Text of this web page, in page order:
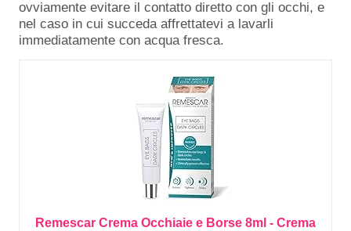
ovviamente evitare il contatto diretto con gli occhi, e
nel caso in cui succeda affrettatevi a lavarli
immediatamente con acqua fresca.
Remescar Crema Occhiaie e Borse 8ml - Crema